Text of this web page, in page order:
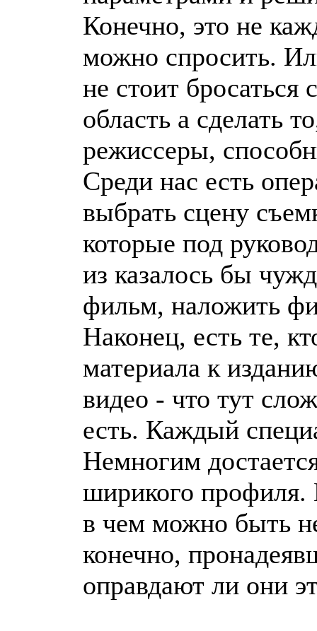
Конечно, это не
можно спросить.
не стоит бросаться
область а сделать
режиссеры,
Среди нас есть
выбрать сцену
которые под
из казалось бы
фильм, наложить
Наконец, есть те,
материала к
видео - что тут
есть. Каждый
Немногим
ширикого профиля.
в чем можно быть
конечно,
оправдают ли они